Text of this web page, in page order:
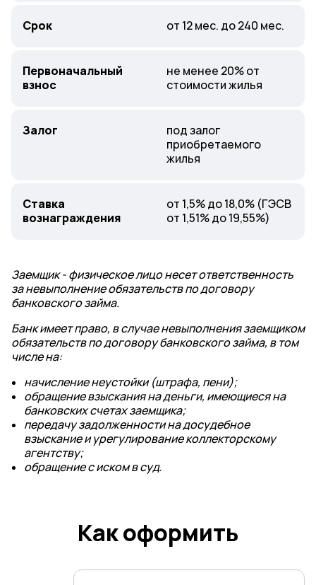
Срок от 12 мес. до 240 мес.
Первоначальный
взнос
не менее 20% от
стоимости жилья
Залог
под залог
приобретаемого
жилья
Ставка
вознаграждения
от 1,5% до 18,0% (ГЭСВ
от 1,51% до 19,55%)
Заемщик - физическое лицо несет ответственность
за невыполнение обязательств по договору
банковского займа.
Банк имеет право, в случае невыполнения заемщиком
обязательств по договору банковского займа, в том
числе на:
начисление неустойки (штрафа, пени);
обращение взыскания на деньги, имеющиеся на
банковских счетах заемщика;
передачу задолженности на досудебное
взыскание и урегулирование коллекторскому
агентству;
обращение с иском в суд.
Как оформить